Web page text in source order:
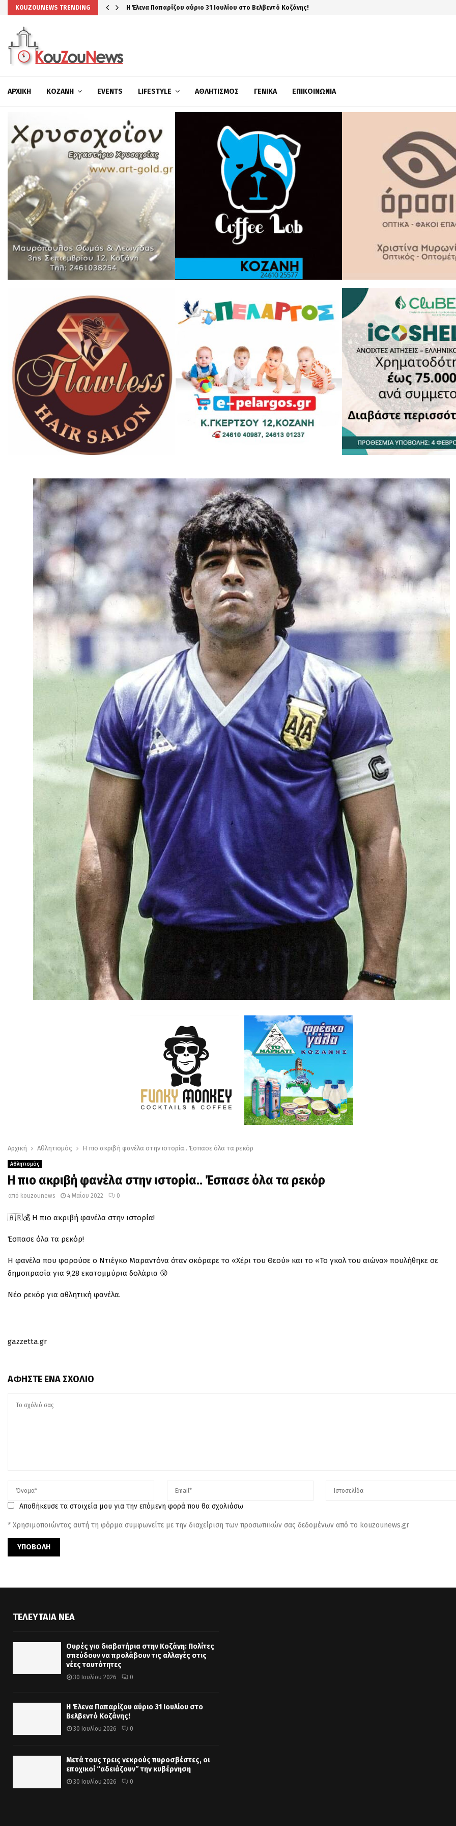
KOUZOUNEWS TRENDING Η Έλενα Παπαρίζου αύριο 31 Ιουλίου στο Βελβεντό Κοζάνης!
ΑΡΧΙΚΉ ΚΟΖΆΝΗ EVENTS LIFESTYLE ΑΘΛΗΤΙΣΜΌΣ ΓΕΝΙΚΆ ΕΠΙΚΟΙΝΩΝΊΑ
Αρχική Αθλητισμός Η πιο ακριβή φανέλα στην ιστορία.. Έσπασε όλα τα ρεκόρ
Αθλητισμός
Η πιο ακριβή φανέλα στην ιστορία.. Έσπασε όλα τα ρεκόρ
από kouzounews 4 Μαΐου 2022 0
🇦🇷💰 Η πιο ακριβή φανέλα στην ιστορία!
Έσπασε όλα τα ρεκόρ!
Η φανέλα που φορούσε ο Ντιέγκο Μαραντόνα όταν σκόραρε το «Χέρι του Θεού» και το «Το γκολ του αιώνα» πουλήθηκε σε
δημοπρασία για 9,28 εκατομμύρια δολάρια 😲
Νέο ρεκόρ για αθλητική φανέλα.
gazzetta.gr
ΑΦΉΣΤΕ ΈΝΑ ΣΧΌΛΙΟ
Αποθήκευσε τα στοιχεία μου για την επόμενη φορά που θα σχολιάσω
* Χρησιμοποιώντας αυτή τη φόρμα συμφωνείτε με την διαχείριση των προσωπικών σας δεδομένων από το kouzounews.gr
ΤΕΛΕΥΤΑΊΑ ΝΈΑ
Ουρές για διαβατήρια στην Κοζάνη: Πολίτες
σπεύδουν να προλάβουν τις αλλαγές στις
νέες ταυτότητες
30 Ιουλίου 2026 0
Η Έλενα Παπαρίζου αύριο 31 Ιουλίου στο
Βελβεντό Κοζάνης!
30 Ιουλίου 2026 0
Μετά τους τρεις νεκρούς πυροσβέστες, οι
εποχικοί “αδειάζουν” την κυβέρνηση
30 Ιουλίου 2026 0